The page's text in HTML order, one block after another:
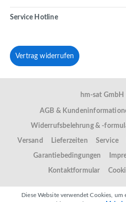
Service Hotline
Vertrag widerrufen
hm-sat GmbH
AGB &
Widerrufsbelehrung & -
Versand Lieferzeiten Service
Garantiebedingungen
Kontaktformular
Diese Website verwendet Cookies,